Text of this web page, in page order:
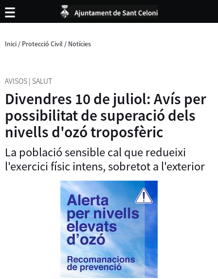
Inici / Protecció Civil / Notícies
AVISOS | SALUT
Divendres 10 de juliol: Avís per
possibilitat de superació dels
nivells d'ozó troposfèric
La població sensible cal que redueixi
l'exercici físic intens, sobretot a l'exterior